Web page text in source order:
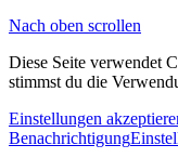
Nach oben scrollen
Diese Seite verwendet
stimmst du die
Einstellungen
Benachrichtigung